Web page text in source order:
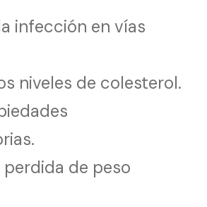
infección en vías
niveles de colesterol.
de peso